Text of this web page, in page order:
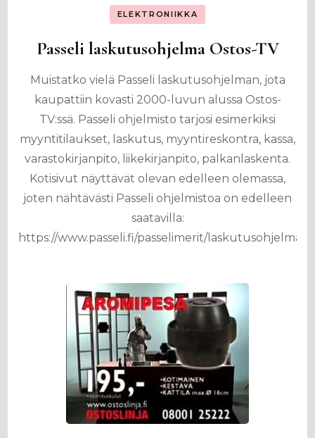
ELEKTRONIIKKA
Passeli laskutusohjelma Ostos-TV
Muistatko vielä Passeli laskutusohjelman, jota
kaupattiin kovasti 2000-luvun alussa Ostos-
TV:ssä. Passeli ohjelmisto tarjosi esimerkiksi
myyntitilaukset, laskutus, myyntireskontra, kassa,
varastokirjanpito, liikekirjanpito, palkanlaskenta.
Kotisivut näyttävät olevan edelleen olemassa,
joten nähtävästi Passeli ohjelmistoa on edelleen
saatavilla:
https://www.passeli.fi/passelimerit/laskutusohjelma